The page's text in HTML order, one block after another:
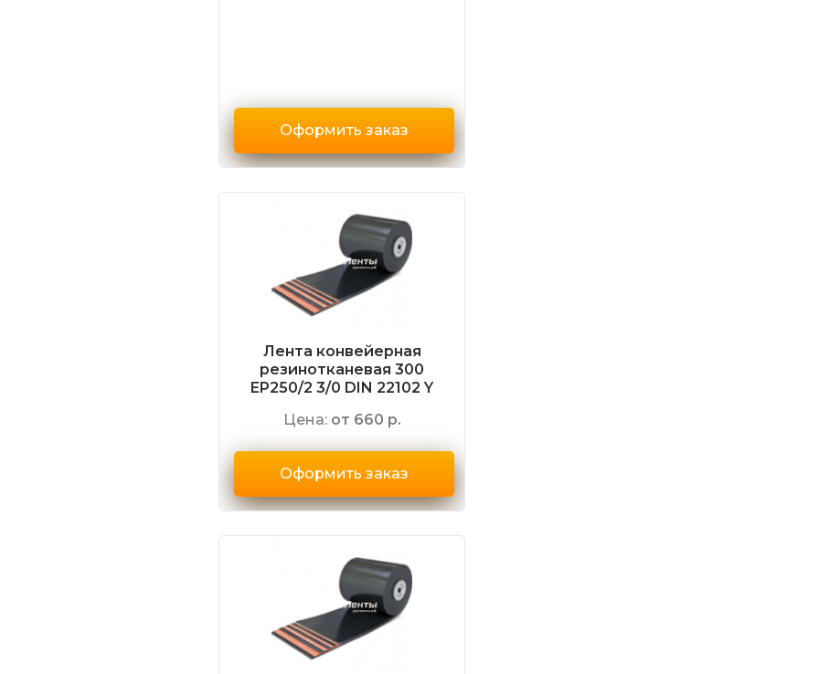
Оформить заказ
Лента конвейерная
резинотканевая 300
EP250/2 3/0 DIN 22102 Y
Цена: от 660 р.
Оформить заказ